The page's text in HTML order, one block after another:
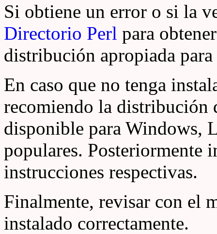
Si obtiene un error o si la
Directorio Perl para
distribución apropiada para
En caso que no tenga
recomiendo la distribución
disponible para Windows,
populares. Posteriormente
instrucciones respectivas.
Finalmente, revisar con el
instalado correctamente.